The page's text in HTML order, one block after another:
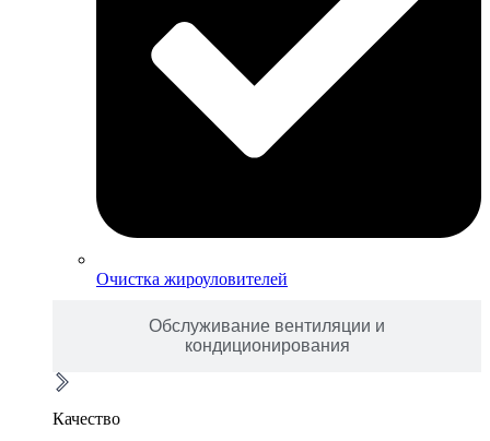
Обслуживание вентиляции и
кондиционирования
Очистка жироуловителей
Качество